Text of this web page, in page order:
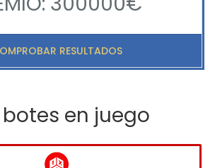
RESULTADOS
en juego